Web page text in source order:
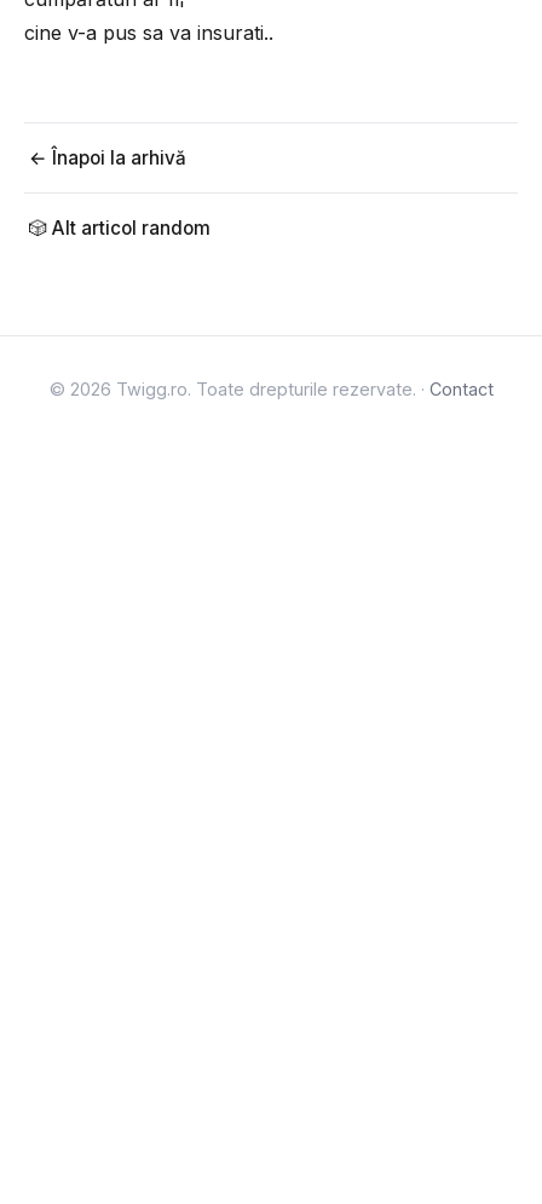
cine v-a pus sa va insurati..
← Înapoi la arhivă
🎲 Alt articol random
© 2026 Twigg.ro. Toate drepturile rezervate. · Contact